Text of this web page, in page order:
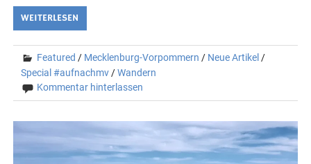
WEITERLESEN
Featured / Mecklenburg-Vorpommern / Neue Artikel /
Special #aufnachmv /Wandern
Kommentar hinterlassen